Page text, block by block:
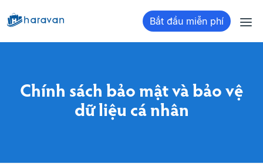
Bắt đầu miễn phí
Chính sách bảo mật và bảo vệ
dữ liệu cá nhân